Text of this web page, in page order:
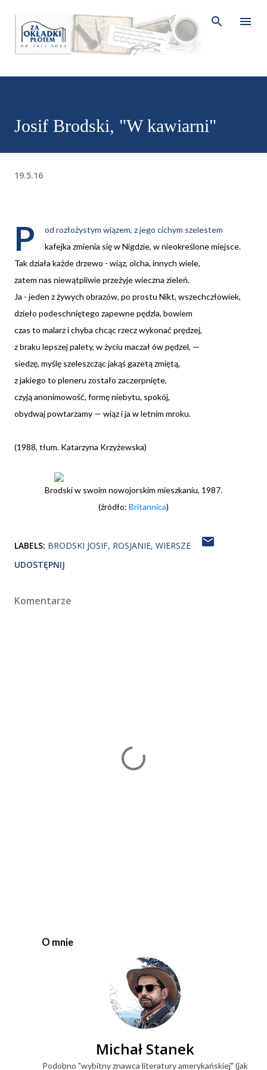
Przejdź do głównej zawartości
Josif Brodski, "W kawiarni"
19.5.16
P
od rozłożystym wiązem, z jego cichym szelestem
kafejka zmienia się w Nigdzie, w nieokreślone miejsce.
Tak działa każde drzewo - wiąz, olcha, innych wiele,
zatem nas niewątpliwie przeżyje wieczna zieleń.
Ja - jeden z żywych obrazów, po prostu Nikt, wszechczłowiek,
dzieło podeschniętego zapewne pędzla, bowiem
czas to malarz i chyba chcąc rzecz wykonać prędzej,
z braku lepszej palety, w życiu maczał ów pędzel, —
siedzę, myślę szeleszcząc jakąś gazetą zmiętą,
z jakiego to pleneru zostało zaczerpnięte,
czyją anonimowość, formę niebytu, spokój,
obydwaj powtarzamy — wiąz i ja w letnim mroku.
(1988, tłum. Katarzyna Krzyżewska)
Brodski w swoim nowojorskim mieszkaniu, 1987.
(źródło: Britannica)
LABELS: BRODSKI JOSIF ROSJANIE WIERSZE
UDOSTĘPNIJ
Komentarze
O mnie
Michał Stanek
Podobno "wybitny znawca literatury amerykańskiej" (jak